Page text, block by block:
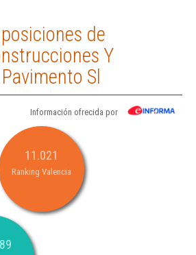
de
Y
Sl
Información ofrecida por
11.021
Ranking Valencia